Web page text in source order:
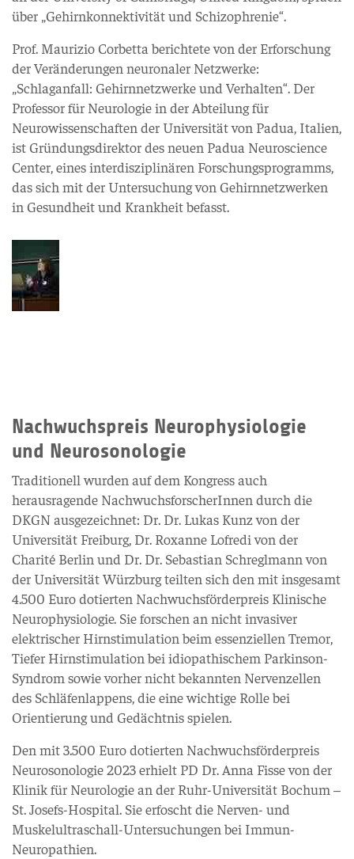
über „Gehirnkonnektivität und Schizophrenie“.
Prof. Maurizio Corbetta berichtete von der Erforschung
der Veränderungen neuronaler Netzwerke:
„Schlaganfall: Gehirnnetzwerke und Verhalten“. Der
Professor für Neurologie in der Abteilung für
Neurowissenschaften der Universität von Padua, Italien,
ist Gründungsdirektor des neuen Padua Neuroscience
Center, eines interdisziplinären Forschungsprogramms,
das sich mit der Untersuchung von Gehirnnetzwerken
in Gesundheit und Krankheit befasst.
Nachwuchspreis Neurophysiologie
und Neurosonologie
Traditionell wurden auf dem Kongress auch
herausragende NachwuchsforscherInnen durch die
DKGN ausgezeichnet: Dr. Dr. Lukas Kunz von der
Universität Freiburg, Dr. Roxanne Lofredi von der
Charité Berlin und Dr. Dr. Sebastian Schreglmann von
der Universität Würzburg teilten sich den mit insgesamt
4.500 Euro dotierten Nachwuchsförderpreis Klinische
Neurophysiologie. Sie forschen an nicht invasiver
elektrischer Hirnstimulation beim essenziellen Tremor,
Tiefer Hirnstimulation bei idiopathischem Parkinson-
Syndrom sowie vorher nicht bekannten Nervenzellen
des Schläfenlappens, die eine wichtige Rolle bei
Orientierung und Gedächtnis spielen.
Den mit 3.500 Euro dotierten Nachwuchsförderpreis
Neurosonologie 2023 erhielt PD Dr. Anna Fisse von der
Klinik für Neurologie an der Ruhr-Universität Bochum –
St. Josefs-Hospital. Sie erfoscht die Nerven- und
Muskelultraschall-Untersuchungen bei Immun-
Neuropathien.